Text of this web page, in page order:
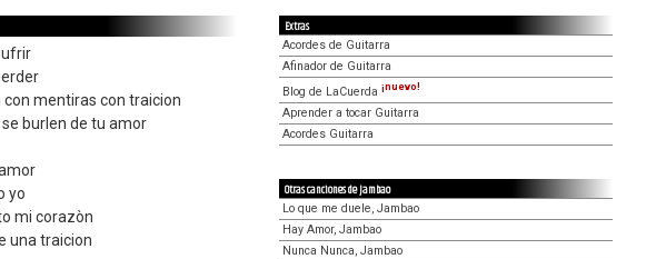
mentiras con traicion
burlen de tu amor
yo
mi corazòn
una traicion
Extras
Acordes de Guitarra
Afinador de Guitarra
Blog de LaCuerda ¡nuevo!
Aprender a tocar Guitarra
Acordes Guitarra
Otras canciones de Jambao
Lo que me duele, Jambao
Hay Amor, Jambao
Nunca Nunca, Jambao